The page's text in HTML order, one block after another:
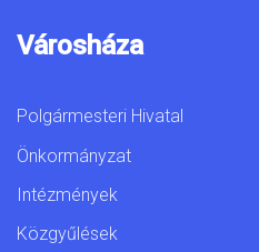
Városháza
Polgármesteri Hivatal
Önkormányzat
Intézmények
Közgyűlések